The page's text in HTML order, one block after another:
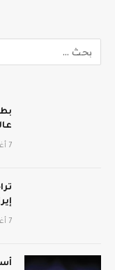
7 أغسطس، 2026
7 أغسطس، 2026